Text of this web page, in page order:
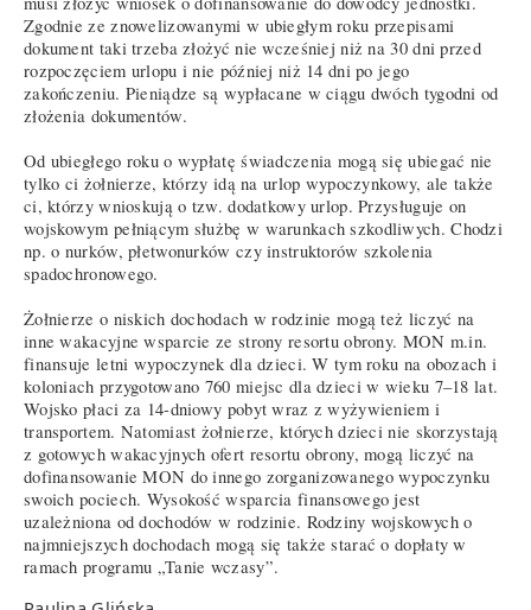
Zgodnie ze znowelizowanymi w ubiegłym roku przepisami
dokument taki trzeba złożyć nie wcześniej niż na 30 dni przed
rozpoczęciem urlopu i nie później niż 14 dni po jego
zakończeniu. Pieniądze są wypłacane w ciągu dwóch tygodni od
złożenia dokumentów.
Od ubiegłego roku o wypłatę świadczenia mogą się ubiegać nie
tylko ci żołnierze, którzy idą na urlop wypoczynkowy, ale także
ci, którzy wnioskują o tzw. dodatkowy urlop. Przysługuje on
wojskowym pełniącym służbę w warunkach szkodliwych. Chodzi
np. o nurków, płetwonurków czy instruktorów szkolenia
spadochronowego.
Żołnierze o niskich dochodach w rodzinie mogą też liczyć na
inne wakacyjne wsparcie ze strony resortu obrony. MON m.in.
finansuje letni wypoczynek dla dzieci. W tym roku na obozach i
koloniach przygotowano 760 miejsc dla dzieci w wieku 7–18 lat.
Wojsko płaci za 14-dniowy pobyt wraz z wyżywieniem i
transportem. Natomiast żołnierze, których dzieci nie skorzystają
z gotowych wakacyjnych ofert resortu obrony, mogą liczyć na
dofinansowanie MON do innego zorganizowanego wypoczynku
swoich pociech. Wysokość wsparcia finansowego jest
uzależniona od dochodów w rodzinie. Rodziny wojskowych o
najmniejszych dochodach mogą się także starać o dopłaty w
ramach programu „Tanie wczasy”.